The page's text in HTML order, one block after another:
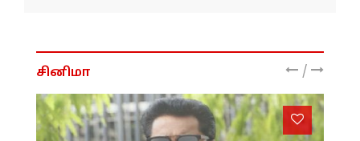
சினிமா /